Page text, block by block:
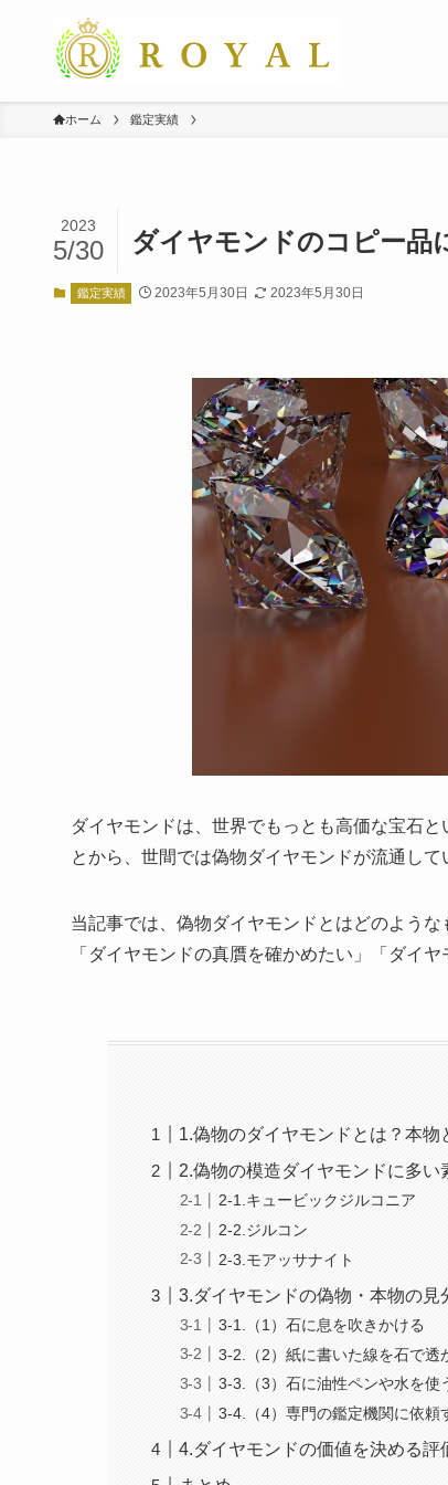
ホーム 鑑定実績
ダイヤモンドのコピー品
2023
5/30
鑑定実績 2023年5月30日 2023年5月30日
ダイヤモンドは、世界でもっとも高価な宝石
とから、世間では偽物ダイヤモンドが流通して
当記事では、偽物ダイヤモンドとはどのよう
「ダイヤモンドの真贋を確かめたい」「ダイ
1.偽物のダイヤモンドとは？本物
2.偽物の模造ダイヤモンドに多い
2-1.キュービックジルコニア
2-2.ジルコン
2-3.モアッサナイト
3.ダイヤモンドの偽物・本物の見
3-1.（1）石に息を吹きかける
3-2.（2）紙に書いた線を石で透
3-3.（3）石に油性ペンや水を使
3-4.（4）専門の鑑定機関に依頼
4.ダイヤモンドの価値を決める評